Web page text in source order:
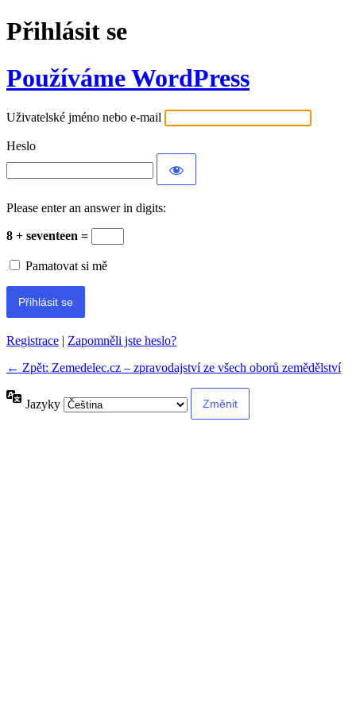
Přihlásit se
Používáme WordPress
Uživatelské jméno nebo e-mail
Heslo
Please enter an answer in digits:
8 + seventeen =
Pamatovat si mě
Registrace | Zapomněli jste heslo?
← Zpět: Zemedelec.cz – zpravodajství ze všech oborů zemědělství
Jazyky